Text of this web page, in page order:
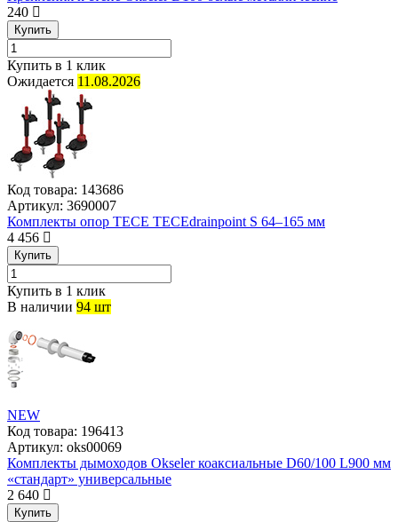
240
Купить
Купить в 1 клик
Ожидается 11.08.2026
Код товара: 143686
Артикул: 3690007
Комплекты опор TECE TECEdrainpoint S 64–165 мм
4 456
Купить
Купить в 1 клик
В наличии 94 шт
NEW
Код товара: 196413
Артикул: oks00069
Комплекты дымоходов Okseler коаксиальные D60/100 L900 мм
«стандарт» универсальные
2 640
Купить